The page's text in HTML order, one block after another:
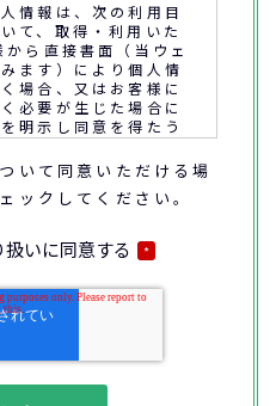
情報は、次の利用目
て、取得・利用いた
ら直接書面（当ウェ
ます）により個人情
場合、又はお客様に
必要が生じた場合に
明示し同意を得たう
せていただきます。
応対品質の評価・研
、音声又は電子的方
だくことがありま
いた内容やご相談に
いて同意いただける場
ックしてください。
いに同意する *